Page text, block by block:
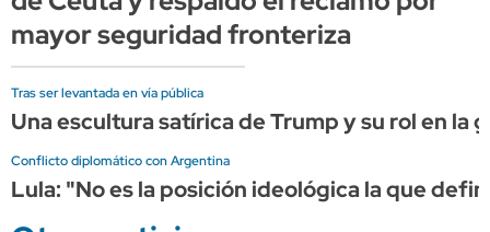
mayor seguridad fronteriza
Tras ser levantada en vía pública
Una escultura satírica de Trump y su rol en la
Conflicto diplomático con Argentina
Lula: "No es la posición ideológica la que